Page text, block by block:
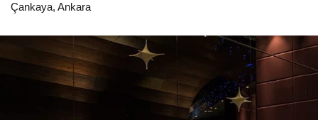
Çankaya, Ankara